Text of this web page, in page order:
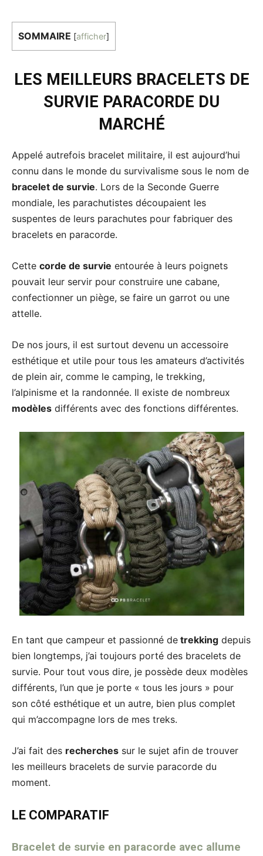
SOMMAIRE [afficher]
LES MEILLEURS BRACELETS DE
SURVIE PARACORDE DU
MARCHÉ
Appelé autrefois bracelet militaire, il est aujourd’hui
connu dans le monde du survivalisme sous le nom de
bracelet de survie. Lors de la Seconde Guerre
mondiale, les parachutistes découpaient les
suspentes de leurs parachutes pour fabriquer des
bracelets en paracorde.
Cette corde de survie entourée à leurs poignets
pouvait leur servir pour construire une cabane,
confectionner un piège, se faire un garrot ou une
attelle.
De nos jours, il est surtout devenu un accessoire
esthétique et utile pour tous les amateurs d’activités
de plein air, comme le camping, le trekking,
l’alpinisme et la randonnée. Il existe de nombreux
modèles différents avec des fonctions différentes.
En tant que campeur et passionné de trekking depuis
bien longtemps, j’ai toujours porté des bracelets de
survie. Pour tout vous dire, je possède deux modèles
différents, l’un que je porte « tous les jours » pour
son côté esthétique et un autre, bien plus complet
qui m’accompagne lors de mes treks.
J’ai fait des recherches sur le sujet afin de trouver
les meilleurs bracelets de survie paracorde du
moment.
LE COMPARATIF
Bracelet de survie en paracorde avec allume